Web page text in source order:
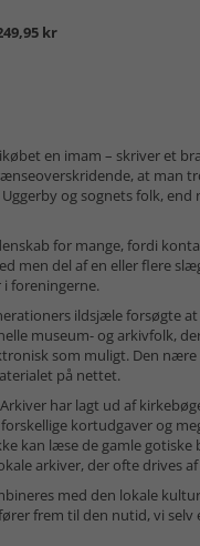
kr
en imam – skriver et
at man
og sognets folk, end
for mange, fordi
men del af en eller flere
foreningerne.
ildsjæle forsøgte
museum- og arkivfolk,
som muligt. Den
på nettet.
har lagt ud af
kortudgaver og
kan læse de gamle
arkiver, der ofte drives
med den lokale
frem til den nutid, vi selv